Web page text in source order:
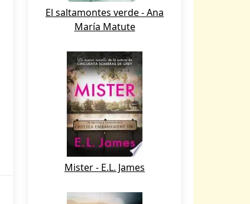
El saltamontes verde - Ana
María Matute
Mister - E.L. James